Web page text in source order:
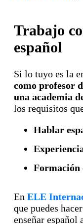
Trabajo
español
Si lo tuyo es la
como profesor
una academia
los requisitos
Hablar
Formación
En ELE
que puedes
enseñar español